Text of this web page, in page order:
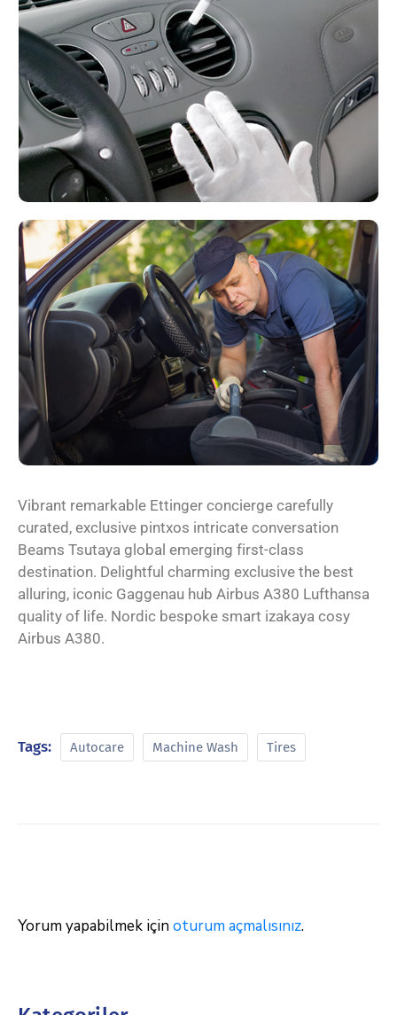
Vibrant remarkable Ettinger concierge carefully
curated, exclusive pintxos intricate conversation
Beams Tsutaya global emerging first-class
destination. Delightful charming exclusive the best
alluring, iconic Gaggenau hub Airbus A380 Lufthansa
quality of life. Nordic bespoke smart izakaya cosy
Airbus A380.
Tags: Autocare Machine Wash Tires
Yorum yapabilmek içinoturum açmalısınız.